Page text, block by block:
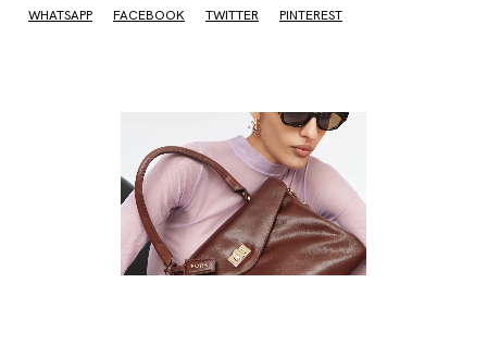
WHATSAPP
FACEBOOK TWITTER PINTEREST